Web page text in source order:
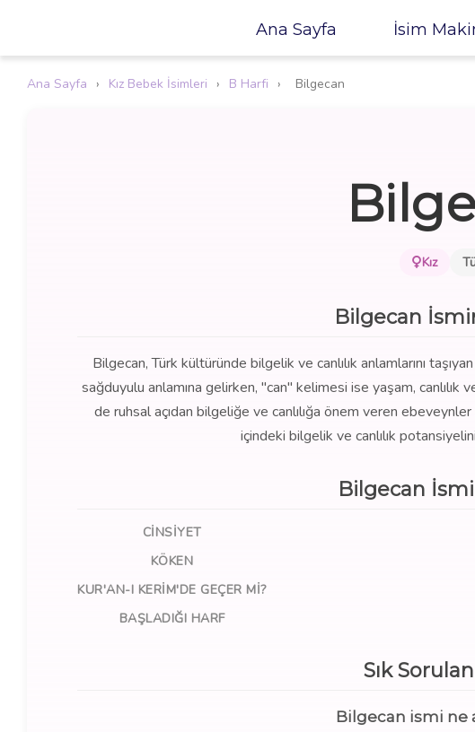
Ana Sayfa İsim
Ana Sayfa › Kız Bebek İsimleri › B Harfi › Bilgecan
Kız
Bilgecan
Bilgecan, Türk kültüründe bilgelik ve canlılık anlamlarını
sağduyulu anlamına gelirken, "can" kelimesi ise yaşam,
de ruhsal açıdan bilgeliğe ve canlılığa önem veren
içindeki bilgelik ve canlılık
Bilgecan
CINSIYET
KÖKEN
KUR'AN-I KERIM'DE GEÇER MI?
BAŞLADIĞI HARF
Sık
Bilgecan ismi ne